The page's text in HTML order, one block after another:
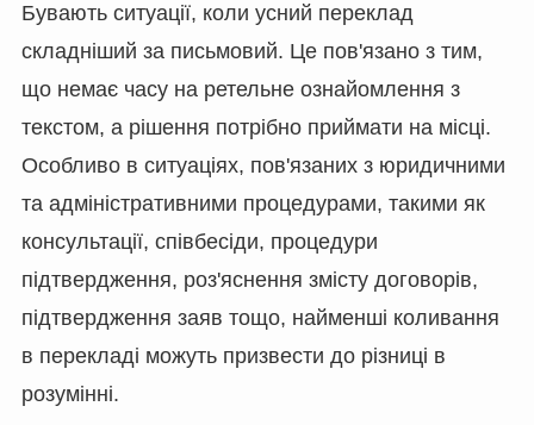
Бувають ситуації, коли усний переклад
складніший за письмовий. Це пов'язано з тим,
що немає часу на ретельне ознайомлення з
текстом, а рішення потрібно приймати на місці.
Особливо в ситуаціях, пов'язаних з юридичними
та адміністративними процедурами, такими як
консультації, співбесіди, процедури
підтвердження, роз'яснення змісту договорів,
підтвердження заяв тощо, найменші коливання
в перекладі можуть призвести до різниці в
розумінні.